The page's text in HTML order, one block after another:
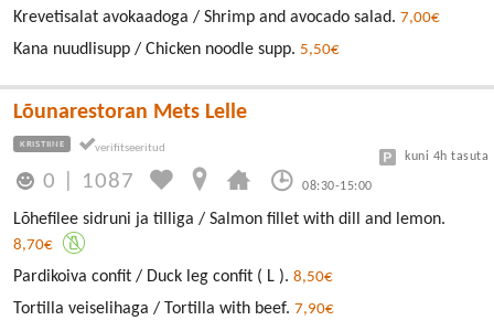
Krevetisalat avokaadoga / Shrimp and avocado salad. 7,00€
Kana nuudlisupp / Chicken noodle supp. 5,50€
Lõunarestoran Mets Lelle
KRISTIINE
0 1087 08:30-15:00
kuni 4h tasuta
Lõhefilee sidruni ja tilliga / Salmon fillet with dill and lemon.
8,70€
Pardikoiva confit / Duck leg confit ( L ). 8,50€
Tortilla veiselihaga / Tortilla with beef. 7,90€